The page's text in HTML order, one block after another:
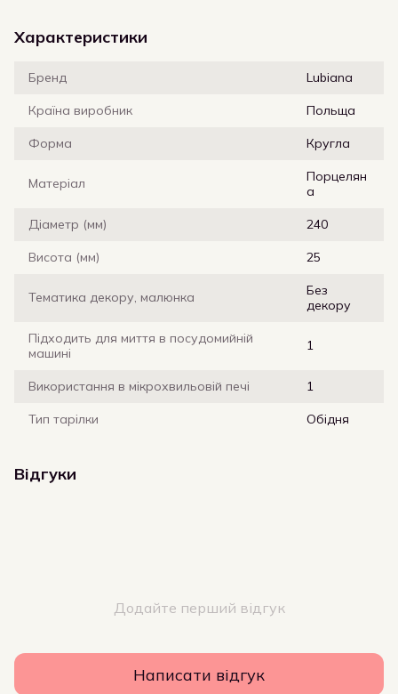
Характеристики
Бренд Lubiana
Країна виробник Польща
Форма Кругла
Матеріал
Порцелян
а
Діаметр (мм) 240
Висота (мм) 25
Тематика декору, малюнка
Без
декору
Підходить для миття в посудомийній
машині
1
Використання в мікрохвильовій печі 1
Тип тарілки Обідня
Відгуки
Додайте перший відгук
Написати відгук